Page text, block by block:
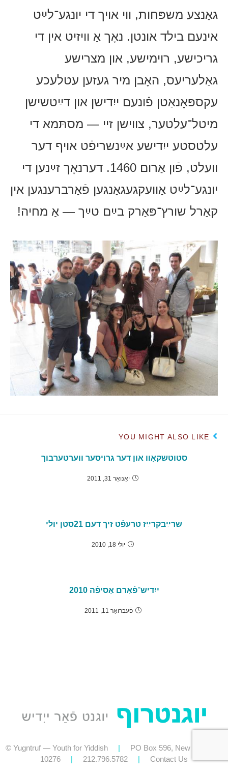
גאַנצע משפּחות, ווי אויך די יונגע־לײַט
אינעם בילד אונטן. נאָך אַ וויזיט אין די
גריכישע, רוימישע, און מצרישע
גאַלעריעס, האָבן מיר געזען עטלעכע
עקספּאָנאַטן פֿונעם ייִדישן און דײַטשישן
מיטל־עלטער, צווישן זיי — מסתּמא די
עלטסטע ייִדישע אײַנשריפֿט אויף דער
וועלט, פֿון אַרום 1460. דערנאָך זײַנען די
יונגע־לײַט אַוועקגעגאַנגען פֿאַרברענגען אין
קאַרל שורץ־פּאַרק בײַם טײַך — אַ מחיה!
YOU MIGHT ALSO LIKE
סטוטשקאָוו און דער גרויסער ווערטערבוך
יאַנואַר 31, 2011
שרײַבקרײַז טרעפֿט זיך דעם 21סטן יולי
יולי 18, 2010
ייִדיש־פֿאַרם אַסיפֿה 2010
פֿעברואַר 11, 2011
© Yugntruf — Youth for Yiddish |
PO Box 596, New York, NY
10276
| 212.796.5782 | Contact Us